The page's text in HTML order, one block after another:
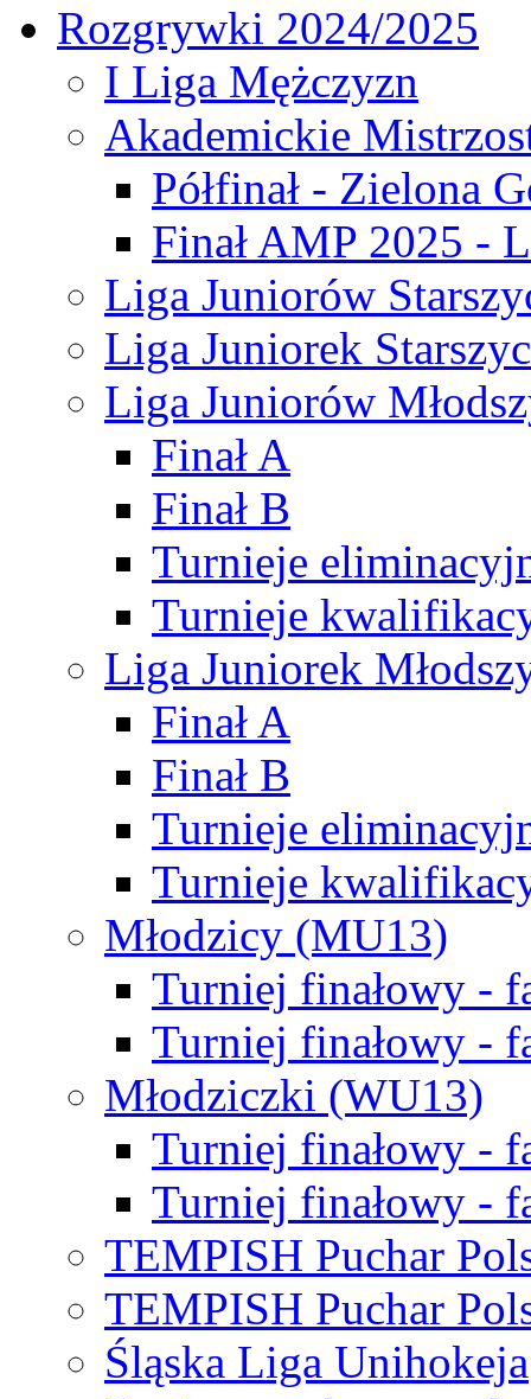
Rozgrywki 2024/2025
I Liga Mężczyzn
Akademickie
Półfinał - Zielona
Finał AMP 2025 -
Liga Juniorów
Liga Juniorek
Liga Juniorów
Finał A
Finał B
Turnieje
Turnieje
Liga Juniorek
Finał A
Finał B
Turnieje
Turnieje
Młodzicy (MU13)
Turniej finałowy -
Turniej finałowy -
Młodziczki (WU13)
Turniej finałowy -
Turniej finałowy -
TEMPISH Puchar
TEMPISH Puchar
Śląska Liga Unihokeja